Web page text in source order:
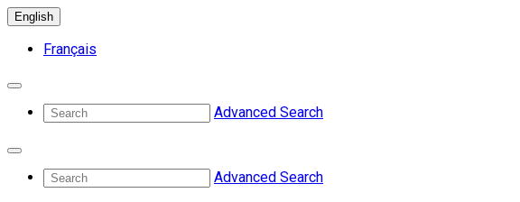
English
Français
Advanced Search
Advanced Search